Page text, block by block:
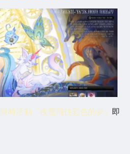
限時活動「夜鶯飛往彩色的夢」 即